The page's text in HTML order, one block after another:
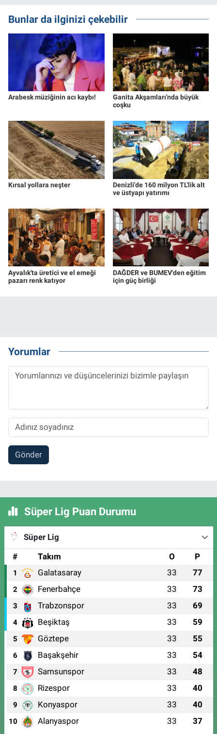
Bunlar da ilginizi çekebilir
Arabesk müziğinin acı kaybı!
Ganita Akşamları'nda büyük
coşku
Kırsal yollara neşter
Denizli'de 160 milyon TL'lik alt
ve üstyapı yatırımı
Ayvalık'ta üretici ve el emeği
pazarı renk katıyor
DAĞDER ve BUMEV'den eğitim
için güç birliği
Yorumlar
Gönder
Süper Lig Puan Durumu
Süper Lig
#
Takım O P
1 Galatasaray 33 77
2 Fenerbahçe 33 73
3 Trabzonspor 33 69
4 Beşiktaş 33 59
5 Göztepe 33 55
6 Başakşehir 33 54
7 Samsunspor 33 48
8 Rizespor 33 40
9 Konyaspor 33 40
10 Alanyaspor 33 37